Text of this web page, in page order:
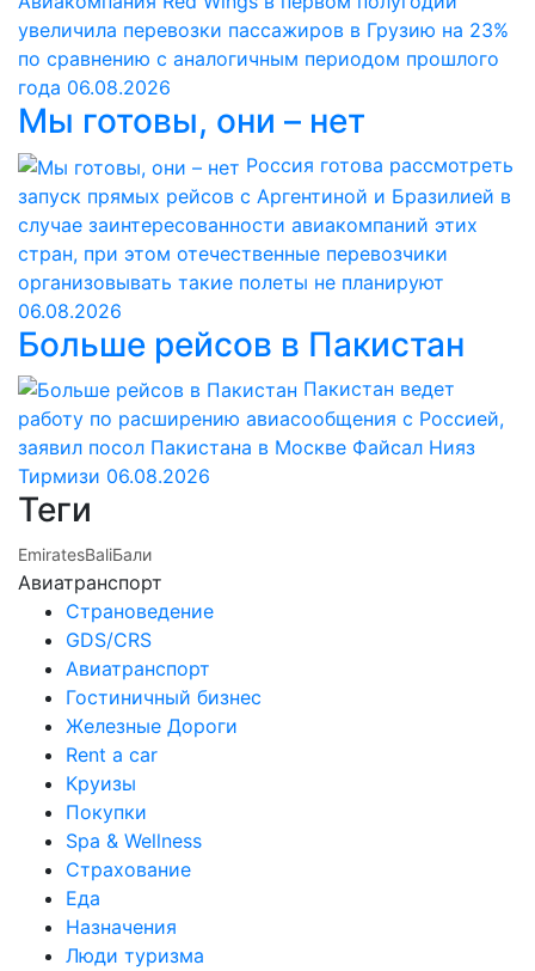
увеличила перевозки пассажиров в Грузию на 23%
по сравнению с аналогичным периодом прошлого
года 06.08.2026
Мы готовы, они – нет
Россия готова рассмотреть
запуск прямых рейсов с Аргентиной и Бразилией в
случае заинтересованности авиакомпаний этих
стран, при этом отечественные перевозчики
организовывать такие полеты не планируют
06.08.2026
Больше рейсов в Пакистан
Пакистан ведет
работу по расширению авиасообщения с Россией,
заявил посол Пакистана в Москве Файсал Нияз
Тирмизи 06.08.2026
Теги
EmiratesBaliБали
Авиатранспорт
Страноведение
GDS/CRS
Авиатранспорт
Гостиничный бизнес
Железные Дороги
Rent a car
Круизы
Покупки
Spa & Wellness
Страхование
Еда
Назначения
Люди туризма